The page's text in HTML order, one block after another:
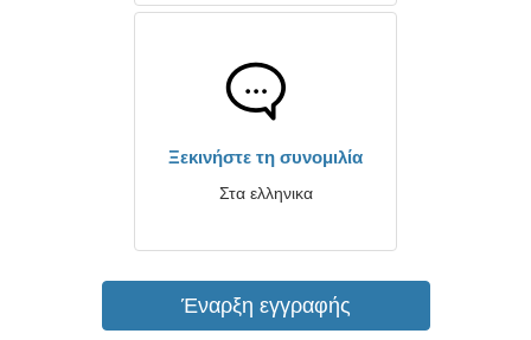
Ξεκινήστε τη συνομιλία
Στα ελληνικα
Έναρξη εγγραφής